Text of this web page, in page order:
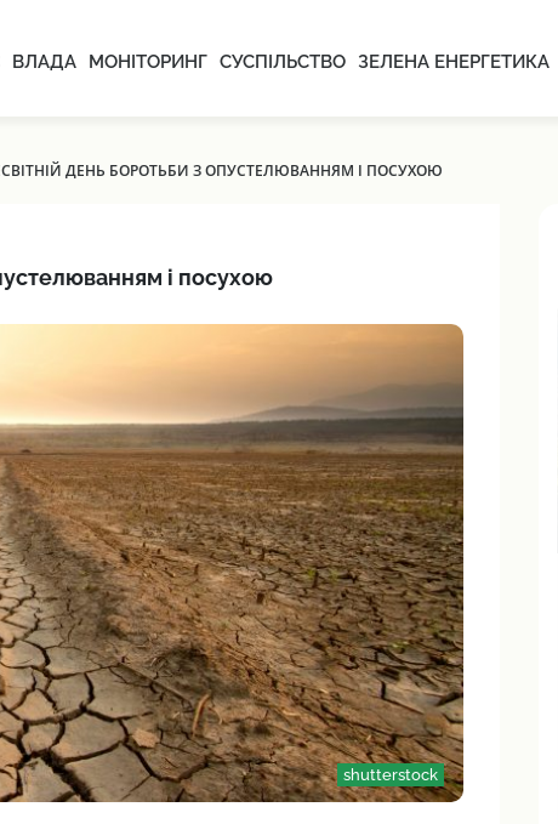
ВЛАДА МОНІТОРИНГ СУСПІЛЬСТВО ЗЕЛЕНА ЕНЕРГЕТИКА
ДЕНЬ БОРОТЬБИ З ОПУСТЕЛЮВАННЯМ І ПОСУХОЮ
і посухою
shutterstock